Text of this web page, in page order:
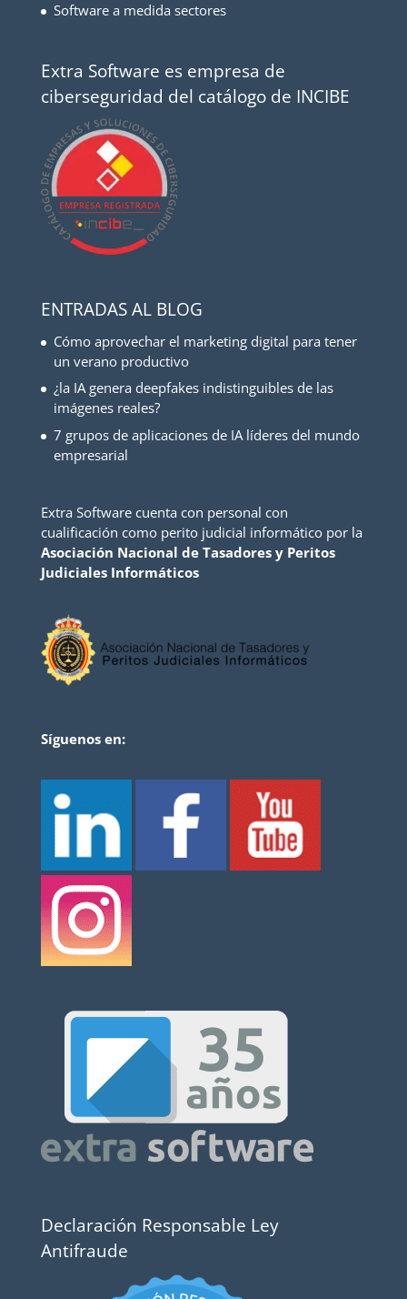
Software a medida sectores
Extra Software es empresa de
ciberseguridad del catálogo de INCIBE
ENTRADAS AL BLOG
Cómo aprovechar el marketing digital para tener
un verano productivo
¿la IA genera deepfakes indistinguibles de las
imágenes reales?
7 grupos de aplicaciones de IA líderes del mundo
empresarial
Extra Software cuenta con personal con
cualificación como perito judicial informático por la
Asociación Nacional de Tasadores y Peritos
Judiciales Informáticos
Síguenos en:
Declaración Responsable Ley
Antifraude